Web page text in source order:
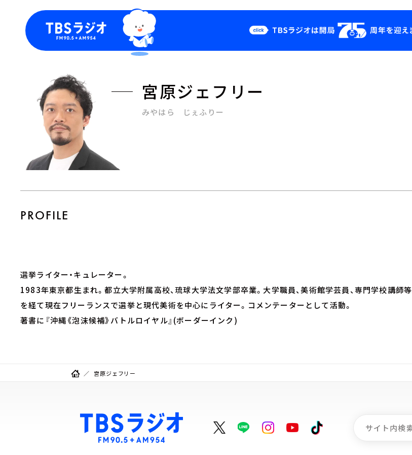
週間番組表
TBS
Podcast
お知らせ
宮原ジェフリー
みやはら じぇふりー
PROFILE
選挙ライター・キュレーター。
1983年東京都生まれ。都立大学附属高校、琉球大学法文学部卒業。大学職員、美術館学芸員、専門学校講師等
を経て現在フリーランスで選挙と現代美術を中心にライター。コメンテーターとして活動。
著書に『沖縄《泡沫候補》バトルロイヤル』(ボーダーインク)
宮原ジェフリー